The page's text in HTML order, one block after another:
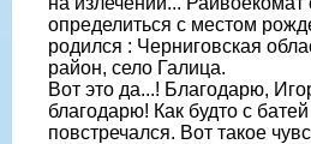
определиться с местом
родился : Черниговская
район, село Галица.
Вот это да...! Благодарю,
благодарю! Как будто с
повстречался. Вот такое